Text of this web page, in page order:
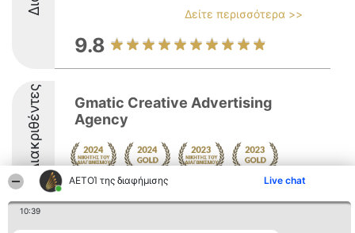
ΑΕΤΟΊ της διαφήμισης Live chat
10:39
Δείτε περισσότερα >>
9.8
Διακριθέντες
Gmatic Creative Advertising
Agency
9.1